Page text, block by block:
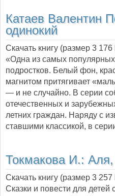
Катаев Валентин
одинокий
Скачать книгу (размер 3
«Одна из самых
подростков. Белый фон,
магнитом притягивает
— и не случайно. В серии
отечественных и
летних граждан. Наряду с
ставшими классикой, в
Токмакова И.: Аля,
Скачать книгу (размер 3
Сказки и повести для детей